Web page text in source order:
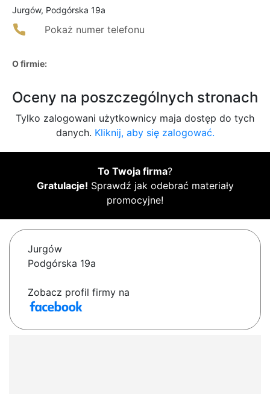
Jurgów, Podgórska 19a
Pokaż numer telefonu
O firmie:
Oceny na poszczególnych stronach
Tylko zalogowani użytkownicy maja dostęp do tych
danych. Kliknij, aby się zalogować.
To Twoja firma?
Gratulacje! Sprawdź jak odebrać materiały
promocyjne!
Jurgów
Podgórska 19a
Zobacz profil firmy na